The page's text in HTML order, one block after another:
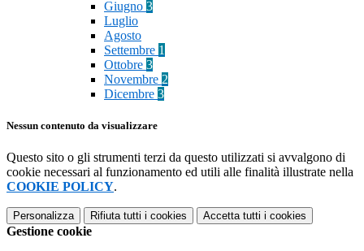
Giugno 3
Luglio
Agosto
Settembre 1
Ottobre 3
Novembre 2
Dicembre 3
Nessun contenuto da visualizzare
Questo sito o gli strumenti terzi da questo utilizzati si avvalgono di
cookie necessari al funzionamento ed utili alle finalità illustrate nella
COOKIE POLICY.
Personalizza Rifiuta tutti i cookies Accetta tutti i cookies
Gestione cookie